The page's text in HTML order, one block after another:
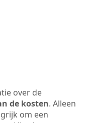
over de
de kosten. Alleen
om een